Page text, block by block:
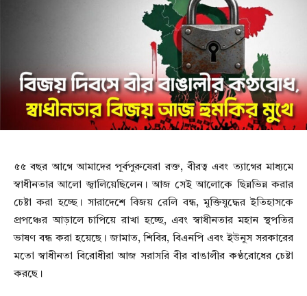
৫৫ বছর আগে আমাদের পূর্বপুরুষেরা রক্ত, বীরত্ব এবং ত্যাগের মাধ্যমে
স্বাধীনতার আলো জ্বালিয়েছিলেন। আজ সেই আলোকে ছিন্নভিন্ন করার
চেষ্টা করা হচ্ছে। সারাদেশে বিজয় রেলি বন্ধ, মুক্তিযুদ্ধের ইতিহাসকে
প্রপঞ্চের আড়ালে চাপিয়ে রাখা হচ্ছে, এবং স্বাধীনতার মহান স্থপতির
ভাষণ বন্ধ করা হয়েছে। জামাত, শিবির, বিএনপি এবং ইউনুস সরকারের
মতো স্বাধীনতা বিরোধীরা আজ সরাসরি বীর বাঙালীর কণ্ঠরোধের চেষ্টা
করছে।